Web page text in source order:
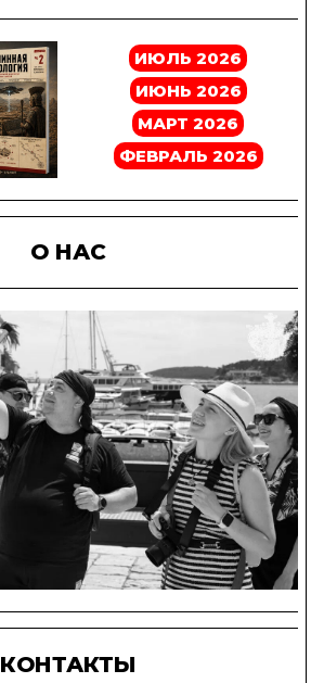
ИЮЛЬ 2026
ИЮНЬ 2026
МАРТ 2026
ФЕВРАЛЬ 2026
О НАС
КОНТАКТЫ